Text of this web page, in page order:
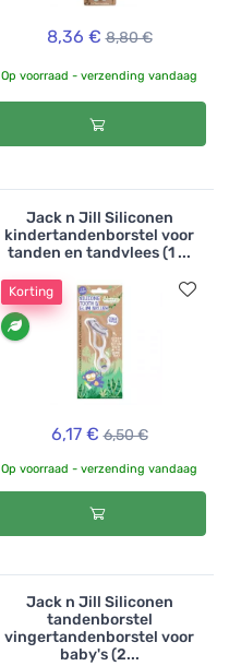
8,36 € 8,80 €
Op voorraad - verzending vandaag
Jack n Jill Siliconen
kindertandenborstel voor
tanden en tandvlees (1 ...
Korting
6,17 € 6,50 €
Op voorraad - verzending vandaag
Jack n Jill Siliconen
tandenborstel
vingertandenborstel voor
baby's (2...